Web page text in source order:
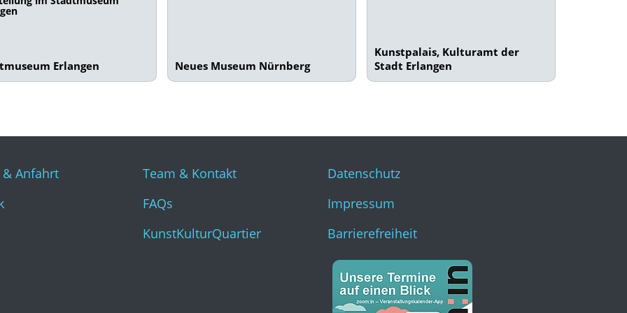
Erlangen Neues Museum Nürnberg
Kunstpalais, Kulturamt der
Stadt Erlangen
Anfahrt
Team & Kontakt
FAQs
KunstKulturQuartier
Datenschutz
Impressum
Barrierefreiheit